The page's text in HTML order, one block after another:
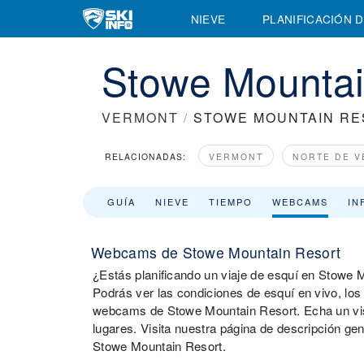
NIEVE PLANIFICACIÓN
Stowe
VERMONT / STOWE MOUNTAIN
RELACIONADAS: VERMONT NORTE DE
GUÍA NIEVE TIEMPO WEBCAMS
Webcams de Stowe Mountain Resort
¿Estás planificando un viaje de esquí en Stowe
Podrás ver las condiciones de esquí en vivo,
webcams de Stowe Mountain Resort. Echa un
lugares. Visita nuestra página de descripción
Stowe Mountain Resort.